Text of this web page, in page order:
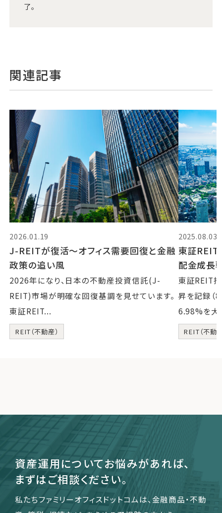
了。
関連記事
2026.01.19
J-REITが復活～オフィス需要回復と金融
政策の追い風
2026年になり、日本の不動産投資信託(J-
REIT)市場が明確な回復基調を見せています。
東証REIT...
REIT（不動産）
2025.08.03
東証REIT
配金成長
東証REIT
昇を記録（
6.98%を大
REIT（不動
資産運用についてお悩みがあれば、
まずはご相談ください。
私たちファミリーオフィスドットコムは、金融商品・不動